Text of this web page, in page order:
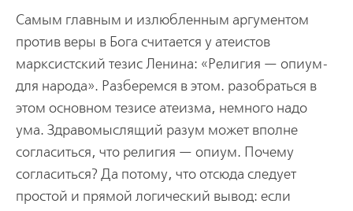
Самым главным и излюбленным аргументом
против веры в Бога считается у атеистов
марксистский тезис Ленина: «Религия — опиум­
для народа». Разберемся в этом. разобраться в
этом основ­ном тезисе атеизма, немного надо
ума. Здравомыслящий разум может вполне
согласиться, что религия — опиум. Почему
согласиться? Да потому, что отсюда следует
простой и прямой логический вывод: если